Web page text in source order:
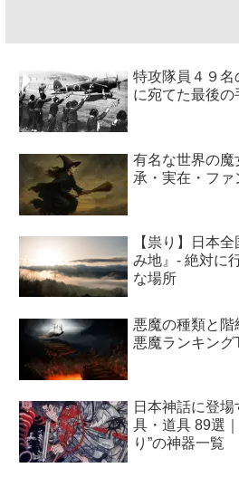
特攻隊員４９
に宛てた最後の
有名な世界の
承・実在・フ
【祟り】日本
み地』- 絶対に
な場所
悪魔の種類と
悪魔ランキング
日本神話に登
具・道具 89選
り”の神器一覧